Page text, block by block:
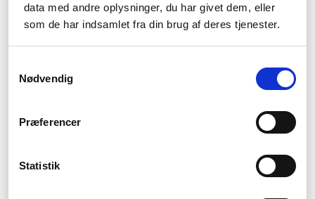
data med andre oplysninger, du har givet dem, eller
som de har indsamlet fra din brug af deres tjenester.
Nødvendig
Præferencer
Statistik
Du kan købe Lenovo ThinkPad direkte hos Føniks Computer. Vi
har et af Danmarks største udvalg af både nye og refurbished